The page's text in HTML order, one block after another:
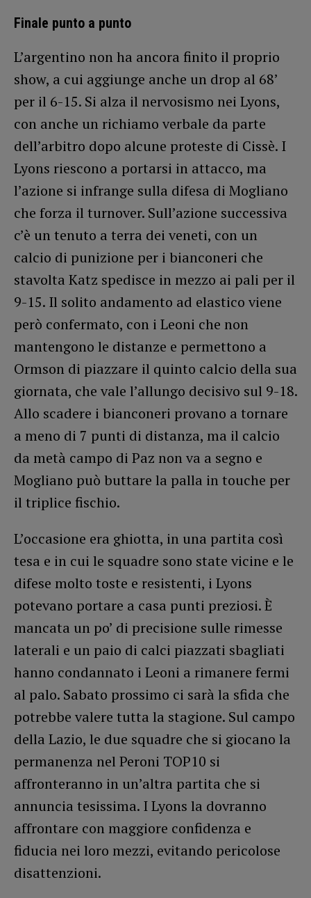
Finale punto a punto
L’argentino non ha ancora finito il proprio
show, a cui aggiunge anche un drop al 68’
per il 6-15. Si alza il nervosismo nei Lyons,
con anche un richiamo verbale da parte
dell’arbitro dopo alcune proteste di Cissè. I
Lyons riescono a portarsi in attacco, ma
l’azione si infrange sulla difesa di Mogliano
che forza il turnover. Sull’azione successiva
c’è un tenuto a terra dei veneti, con un
calcio di punizione per i bianconeri che
stavolta Katz spedisce in mezzo ai pali per il
9-15. Il solito andamento ad elastico viene
però confermato, con i Leoni che non
mantengono le distanze e permettono a
Ormson di piazzare il quinto calcio della sua
giornata, che vale l’allungo decisivo sul 9-18.
Allo scadere i bianconeri provano a tornare
a meno di 7 punti di distanza, ma il calcio
da metà campo di Paz non va a segno e
Mogliano può buttare la palla in touche per
il triplice fischio.
L’occasione era ghiotta, in una partita così
tesa e in cui le squadre sono state vicine e le
difese molto toste e resistenti, i Lyons
potevano portare a casa punti preziosi. È
mancata un po’ di precisione sulle rimesse
laterali e un paio di calci piazzati sbagliati
hanno condannato i Leoni a rimanere fermi
al palo. Sabato prossimo ci sarà la sfida che
potrebbe valere tutta la stagione. Sul campo
della Lazio, le due squadre che si giocano la
permanenza nel Peroni TOP10 si
affronteranno in un’altra partita che si
annuncia tesissima. I Lyons la dovranno
affrontare con maggiore confidenza e
fiducia nei loro mezzi, evitando pericolose
disattenzioni.